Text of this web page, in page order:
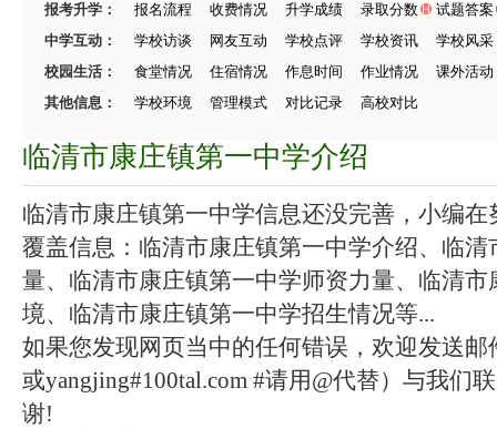
报考升学：
报名流程 收费情况 升学成绩 录取分数
试题答案
中学互动：
学校访谈 网友互动 学校点评 学校资讯
学校风采
校园生活：
食堂情况 住宿情况 作息时间 作业情况
课外活动
其他信息：
学校环境 管理模式 对比记录 高校对比
临清市康庄镇第一中学介绍
临清市康庄镇第一中学信息还没完善，小编在
覆盖信息：临清市康庄镇第一中学介绍、临
量、临清市康庄镇第一中学师资力量、临清
境、临清市康庄镇第一中学招生情况等...
如果您发现网页当中的任何错误，欢迎发送邮
或yangjing#100tal.com #请用@代替）与我们
谢!